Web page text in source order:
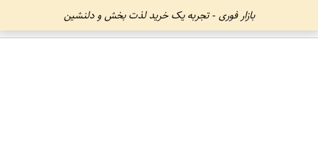
بازار فوری - تجربه یک خرید لذت بخش و دلنشین